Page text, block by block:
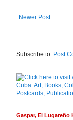
Newer Post
Subscribe to: Post
Gaspar, El Lugareño